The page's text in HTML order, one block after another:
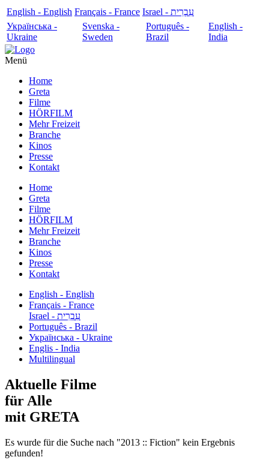
English - English Français - France
עִבְרִית - Israel
Українська -
Ukraine
Svenska -
Sweden
Português -
Brazil
English -
India
Menü
Home
Greta
Filme
HÖRFILM
Mehr Freizeit
Branche
Kinos
Presse
Kontakt
Home
Greta
Filme
HÖRFILM
Mehr Freizeit
Branche
Kinos
Presse
Kontakt
English - English
Français - France
עִבְרִית - Israel
Português - Brazil
Українська - Ukraine
Englis - India
Multilingual
Aktuelle Filme
für Alle
mit GRETA
Es wurde für die Suche nach "2013 :: Fiction" kein Ergebnis
gefunden!